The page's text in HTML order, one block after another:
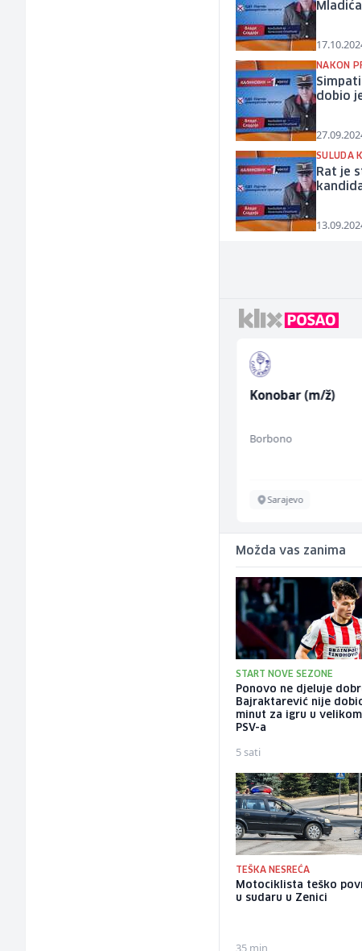
Mladića
NAKON
dobio
SULUDA
Rat je
Konobar (m/ž)
Borbono
Sarajevo
Možda vas zanima
START NOVE SEZONE
Ponovo ne djeluje
Bajraktarević nije
minut za igru u
PSV-a
5 sati
TEŠKA NESREĆA
Motociklista teško
u sudaru u Zenici
35 min